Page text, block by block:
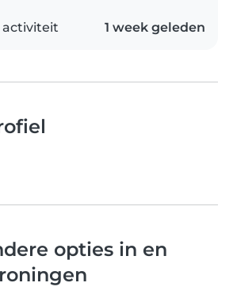
activiteit 1 week geleden
opties in en